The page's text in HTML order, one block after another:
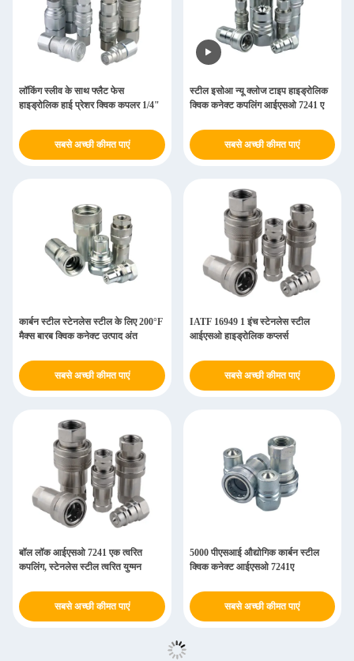
लॉकिंग स्लीव के साथ फ्लैट फेस
हाइड्रोलिक हाई प्रेशर क्विक कपलर 1/4"
सबसे अच्छी कीमत पाएं
स्टील इसोआ न्यू क्लोज टाइप हाइड्रोलिक
क्विक कनेक्ट कपलिंग आईएसओ 7241 ए
सबसे अच्छी कीमत पाएं
कार्बन स्टील स्टेनलेस स्टील के लिए 200°F
मैक्स बारब क्विक कनेक्ट उत्पाद अंत
सबसे अच्छी कीमत पाएं
IATF 16949 1 इंच स्टेनलेस स्टील
आईएसओ हाइड्रोलिक कप्लर्स
सबसे अच्छी कीमत पाएं
बॉल लॉक आईएसओ 7241 एक त्वरित
कपलिंग, स्टेनलेस स्टील त्वरित युग्मन
सबसे अच्छी कीमत पाएं
5000 पीएसआई औद्योगिक कार्बन स्टील
क्विक कनेक्ट आईएसओ 7241ए
सबसे अच्छी कीमत पाएं